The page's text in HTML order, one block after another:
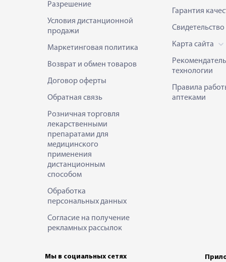
Разрешение
Условия дистанционной
продажи
Маркетинговая политика
Возврат и обмен товаров
Договор оферты
Обратная связь
Розничная торговля
лекарственными
препаратами для
медицинского
применения
дистанционным
способом
Обработка
персональных данных
Согласие на получение
рекламных рассылок
Гарантия
Карта сайта
технологии
Правила
аптеками
Мы в социальных сетях